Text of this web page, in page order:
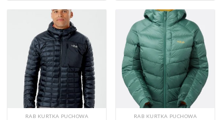
RAB KURTKA PUCHOWA RAB KURTKA PUCHOWA